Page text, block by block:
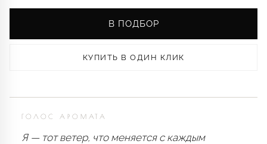
В ПОДБОР
КУПИТЬ В ОДИН КЛИК
ГОЛОС АРОМАТА
Я — тот ветер, что меняется с каждым